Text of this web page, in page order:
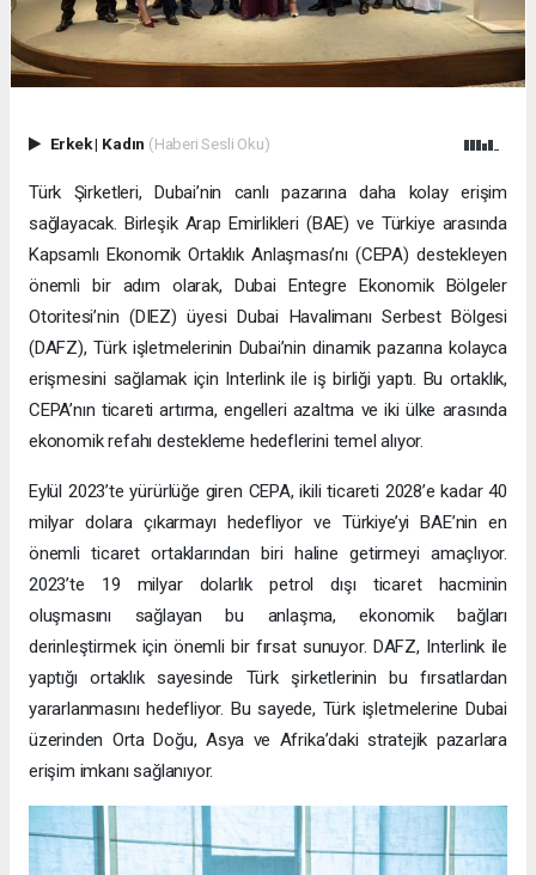
Erkek| Kadın (Haberi Sesli Oku)
Türk Şirketleri, Dubai’nin canlı pazarına daha kolay erişim
sağlayacak. Birleşik Arap Emirlikleri (BAE) ve Türkiye arasında
Kapsamlı Ekonomik Ortaklık Anlaşması’nı (CEPA) destekleyen
önemli bir adım olarak, Dubai Entegre Ekonomik Bölgeler
Otoritesi’nin (DIEZ) üyesi Dubai Havalimanı Serbest Bölgesi
(DAFZ), Türk işletmelerinin Dubai’nin dinamik pazarına kolayca
erişmesini sağlamak için Interlink ile iş birliği yaptı. Bu ortaklık,
CEPA’nın ticareti artırma, engelleri azaltma ve iki ülke arasında
ekonomik refahı destekleme hedeflerini temel alıyor.
Eylül 2023’te yürürlüğe giren CEPA, ikili ticareti 2028’e kadar 40
milyar dolara çıkarmayı hedefliyor ve Türkiye’yi BAE’nin en
önemli ticaret ortaklarından biri haline getirmeyi amaçlıyor.
2023’te 19 milyar dolarlık petrol dışı ticaret hacminin
oluşmasını sağlayan bu anlaşma, ekonomik bağları
derinleştirmek için önemli bir fırsat sunuyor. DAFZ, Interlink ile
yaptığı ortaklık sayesinde Türk şirketlerinin bu fırsatlardan
yararlanmasını hedefliyor. Bu sayede, Türk işletmelerine Dubai
üzerinden Orta Doğu, Asya ve Afrika’daki stratejik pazarlara
erişim imkanı sağlanıyor.